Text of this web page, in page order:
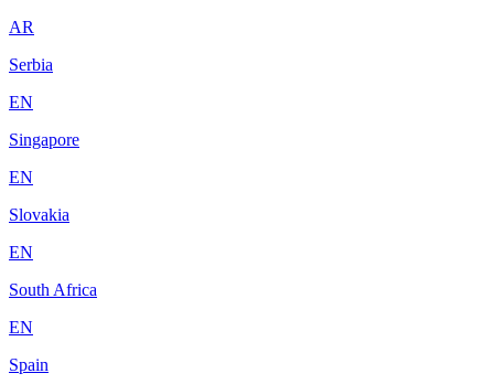
AR
Serbia
EN
Singapore
EN
Slovakia
EN
South Africa
EN
Spain